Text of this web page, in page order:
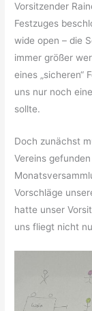
Vorsitzender
Festzuges
wide open – die
immer größer
eines „sicheren“
uns nur noch
sollte.
Doch zunächst
Vereins
Vorschläge
hatte unser
uns fliegt nicht